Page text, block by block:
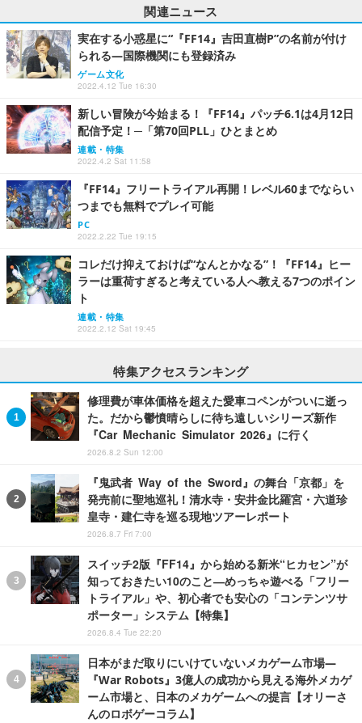
関連ニュース
実在する小惑星に“『FF14』吉田直樹P”の名前が付け
られる―国際機関にも登録済み
ゲーム文化
2022.4.12 Tue 16:30
新しい冒険が今始まる！『FF14』パッチ6.1は4月12日
配信予定！─「第70回PLL」ひとまとめ
連載・特集
2022.4.2 Sat 11:58
『FF14』フリートライアル再開！レベル60までならい
つまでも無料でプレイ可能
PC
2022.2.22 Tue 19:15
コレだけ抑えておけば“なんとかなる”！『FF14』ヒー
ラーは重荷すぎると考えている人へ教える7つのポイン
ト
連載・特集
2022.2.12 Sat 19:45
特集アクセスランキング
修理費が車体価格を超えた愛車コペンがついに逝っ
た。だから鬱憤晴らしに待ち遠しいシリーズ新作
『Car Mechanic Simulator 2026』に行く
2026.8.2 Sun 12:00
『鬼武者 Way of the Sword』の舞台「京都」を
発売前に聖地巡礼！清水寺・安井金比羅宮・六道珍
皇寺・建仁寺を巡る現地ツアーレポート
2026.8.7 Fri 7:00
スイッチ2版『FF14』から始める新米“ヒカセン”が
知っておきたい10のこと―めっちゃ遊べる「フリー
トライアル」や、初心者でも安心の「コンテンツサ
ポーター」システム【特集】
2026.8.4 Tue 22:20
日本がまだ取りにいけていないメカゲーム市場―
『War Robots』3億人の成功から見える海外メカゲ
ーム市場と、日本のメカゲームへの提言【オリーさ
んのロボゲーコラム】